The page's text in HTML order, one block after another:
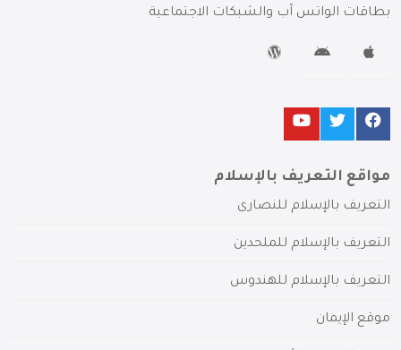
بطاقات الواتس آب والشبكات الاجتماعية
مواقع التعريف بالإسلام
التعريف بالإسلام للنصارى
التعريف بالإسلام للملحدين
التعريف بالإسلام للهندوس
موقع الإيمان